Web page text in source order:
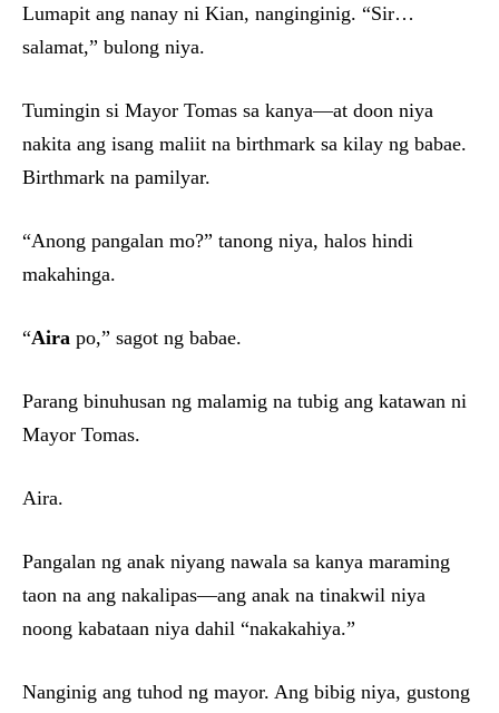
Lumapit ang nanay ni Kian, nanginginig. “Sir…
salamat,” bulong niya.
Tumingin si Mayor Tomas sa kanya—at doon niya
nakita ang isang maliit na birthmark sa kilay ng babae.
Birthmark na pamilyar.
“Anong pangalan mo?” tanong niya, halos hindi
makahinga.
“Aira po,” sagot ng babae.
Parang binuhusan ng malamig na tubig ang katawan ni
Mayor Tomas.
Aira.
Pangalan ng anak niyang nawala sa kanya maraming
taon na ang nakalipas—ang anak na tinakwil niya
noong kabataan niya dahil “nakakahiya.”
Nanginig ang tuhod ng mayor. Ang bibig niya, gustong